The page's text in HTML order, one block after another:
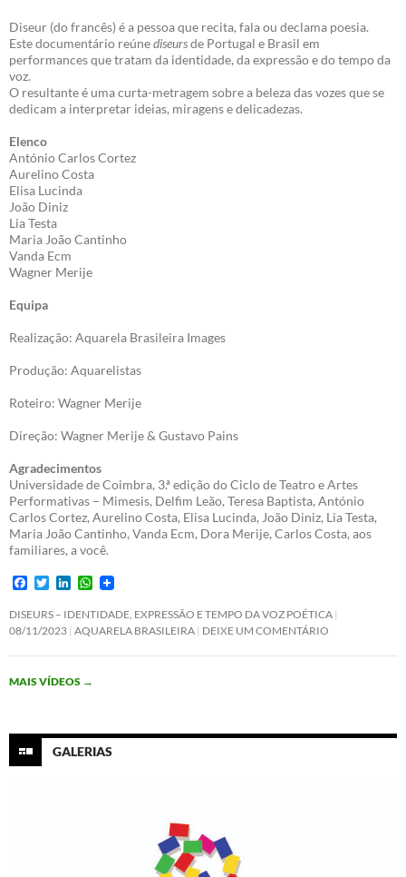
Diseur (do francês) é a pessoa que recita, fala ou declama poesia.
Este documentário reúnediseursde Portugal e Brasil em
performances que tratam da identidade, da expressão e do tempo da
voz.
O resultante é uma curta-metragem sobre a beleza das vozes que se
dedicam a interpretar ideias, miragens e delicadezas.
Elenco
António Carlos Cortez
Aurelino Costa
Elisa Lucinda
João Diniz
Lia Testa
Maria João Cantinho
Vanda Ecm
Wagner Merije
Equipa
Realização: Aquarela Brasileira Images
Produção: Aquarelistas
Roteiro: Wagner Merije
Direção: Wagner Merije & Gustavo Pains
Agradecimentos
Universidade de Coimbra, 3.ª edição do Ciclo de Teatro e Artes
Performativas – Mimesis, Delfim Leão, Teresa Baptista, António
Carlos Cortez, Aurelino Costa, Elisa Lucinda, João Diniz, Lia Testa,
Maria João Cantinho, Vanda Ecm, Dora Merije, Carlos Costa, aos
familiares, a você.
F
c
e
b
o
k
T
i
t
t
e
n
k
e
d
n
W
a
t
s
A
DISEURS – IDENTIDADE, EXPRESSÃO E TEMPO DA VOZ POÉTICA
08/11/2023 AQUARELA BRASILEIRA DEIXE UM COMENTÁRIO
MAIS VÍDEOS →
GALERIAS